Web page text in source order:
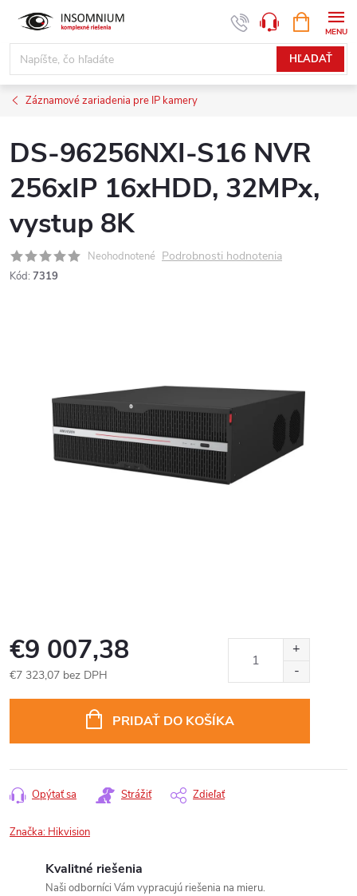
obsah
HĽADAŤ
KOŠÍK
Záznamové zariadenia pre IP kamery
DS-96256NXI-S16 NVR
256xIP 16xHDD, 32MPx,
vystup 8K
Neohodnotené Podrobnosti hodnotenia
Kód: 7319
€9 007,38
€7 323,07 bez DPH
PRIDAŤ DO KOŠÍKA
Opýtať sa Strážiť Zdieľať
Značka: Hikvision
Kvalitné riešenia
Naši odborníci Vám vypracujú riešenia na mieru.
www.insomnium.sk - Chat